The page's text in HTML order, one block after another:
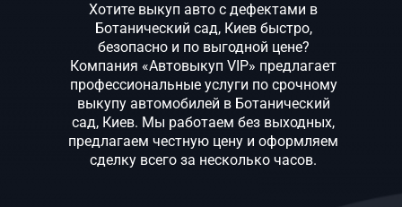
Хотите выкуп авто с дефектами в
Ботанический сад, Киев быстро,
безопасно и по выгодной цене?
Компания «Автовыкуп VIP» предлагает
профессиональные услуги по срочному
выкупу автомобилей в Ботанический
сад, Киев. Мы работаем без выходных,
предлагаем честную цену и оформляем
сделку всего за несколько часов.